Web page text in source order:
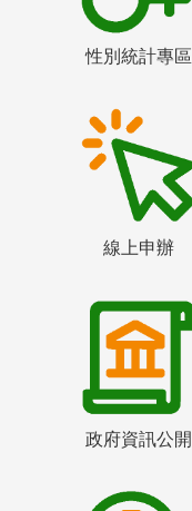
性別統計專區
線上申辦
政府資訊公開